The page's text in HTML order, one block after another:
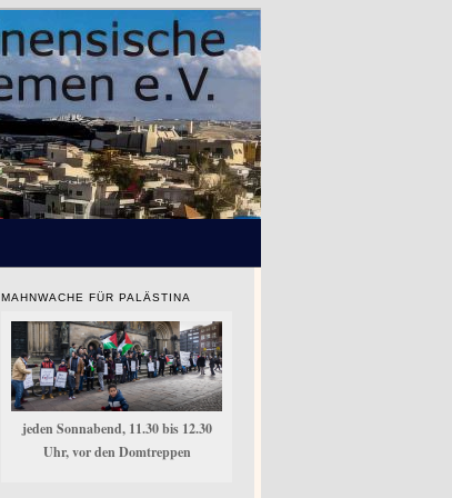
MAHNWACHE FÜR PALÄSTINA
jeden Sonnabend, 11.30 bis 12.30
Uhr, vor den Domtreppen